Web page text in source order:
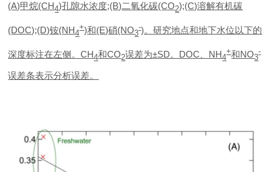
(A)甲烷(CH4)孔隙水浓度;(B)二氧化碳(CO2);(C)溶解有机碳
(DOC);(D)铵(NH4
+)和(E)硝(NO3
-)。研究地点和地下水位以下的
深度标注在左侧。CH4和CO2误差为±SD。DOC、NH4
+和NO3
-
误差条表示分析误差。